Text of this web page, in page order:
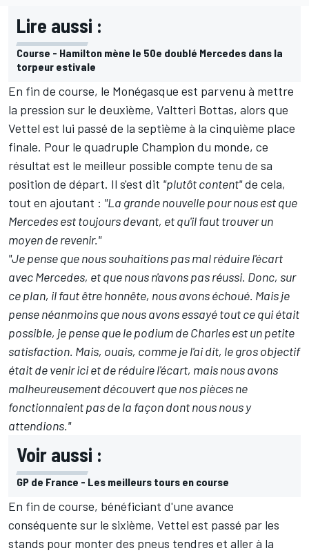
Lire aussi :
Course - Hamilton mène le 50e doublé Mercedes dans la
torpeur estivale
En fin de course, le Monégasque est parvenu à mettre
la pression sur le deuxième, Valtteri Bottas, alors que
Vettel est lui passé de la septième à la cinquième place
finale. Pour le quadruple Champion du monde, ce
résultat est le meilleur possible compte tenu de sa
position de départ. Il s'est dit "plutôt content"de cela,
tout en ajoutant : "La grande nouvelle pour nous est que
Mercedes est toujours devant, et qu'il faut trouver un
moyen de revenir."
"Je pense que nous souhaitions pas mal réduire l'écart
avec Mercedes, et que nous n'avons pas réussi. Donc, sur
ce plan, il faut être honnête, nous avons échoué. Mais je
pense néanmoins que nous avons essayé tout ce qui était
possible, je pense que le podium de Charles est un petite
satisfaction. Mais, ouais, comme je l'ai dit, le gros objectif
était de venir ici et de réduire l'écart, mais nous avons
malheureusement découvert que nos pièces ne
fonctionnaient pas de la façon dont nous nous y
attendions."
Voir aussi :
GP de France - Les meilleurs tours en course
En fin de course, bénéficiant d'une avance
conséquente sur le sixième, Vettel est passé par les
stands pour monter des pneus tendres et aller à la